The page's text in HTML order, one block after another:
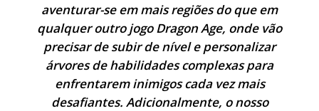
aventurar-se em mais regiões do que em
qualquer outro jogo Dragon Age, onde vão
precisar de subir de nível e personalizar
árvores de habilidades complexas para
enfrentarem inimigos cada vez mais
desafiantes. Adicionalmente, o nosso